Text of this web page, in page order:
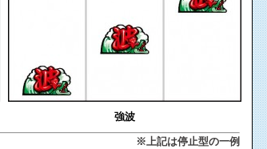
強波
※上記は停止型の一例